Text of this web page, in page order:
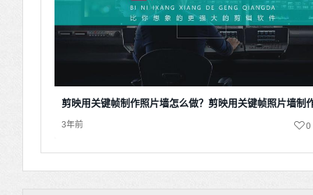
剪映用关键帧制作照片墙怎么做？剪映用关键帧照片墙制
3年前 0